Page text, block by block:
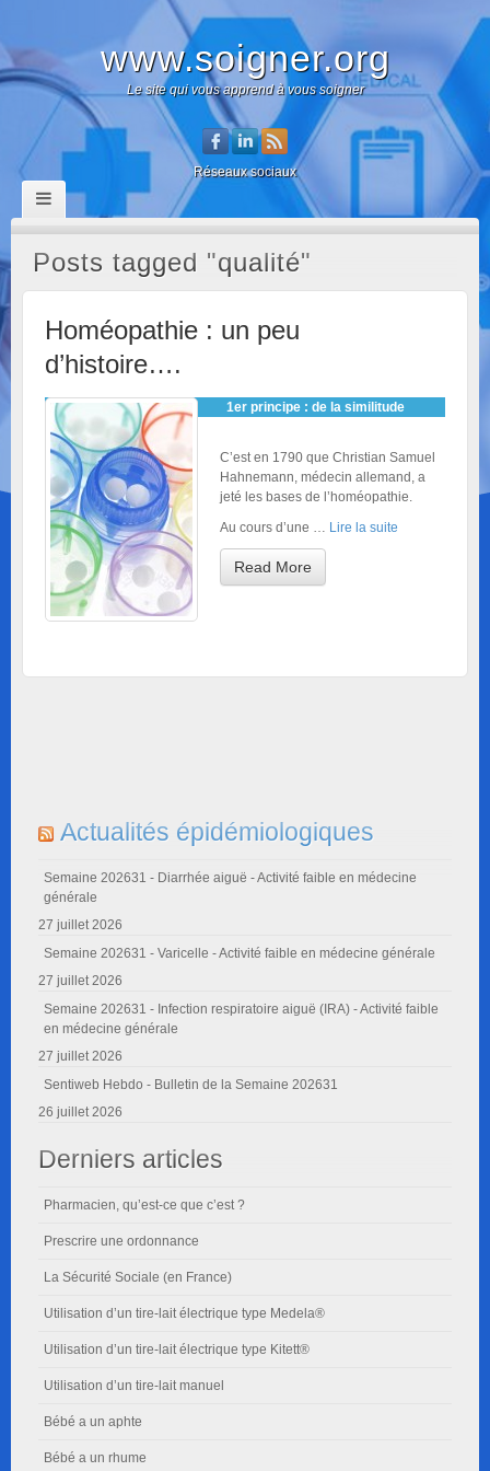
www.soigner.org
Le site qui vous apprend à vous soigner
Réseaux sociaux
Posts tagged "qualité"
Homéopathie : un peu
d’histoire….
1er principe : de la similitude
C’est en 1790 que Christian Samuel
Hahnemann, médecin allemand, a
jeté les bases de l’homéopathie.
Au cours d’une … Lire la suite
Read More
Actualités épidémiologiques
Semaine 202631 - Diarrhée aiguë - Activité faible en médecine
générale
27 juillet 2026
Semaine 202631 - Varicelle - Activité faible en médecine générale
27 juillet 2026
Semaine 202631 - Infection respiratoire aiguë (IRA) - Activité faible
en médecine générale
27 juillet 2026
Sentiweb Hebdo - Bulletin de la Semaine 202631
26 juillet 2026
Derniers articles
Pharmacien, qu’est-ce que c’est ?
Prescrire une ordonnance
La Sécurité Sociale (en France)
Utilisation d’un tire-lait électrique type Medela®
Utilisation d’un tire-lait électrique type Kitett®
Utilisation d’un tire-lait manuel
Bébé a un aphte
Bébé a un rhume